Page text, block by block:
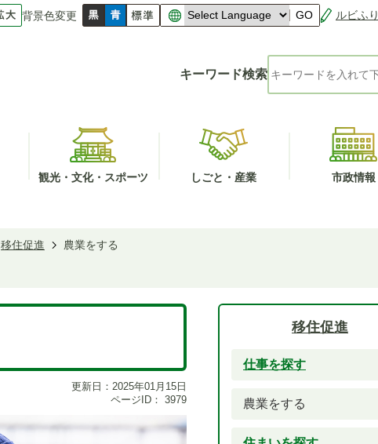
背景色変更 GO ルビふり
キーワード検索
観光・文化・スポーツ しごと・産業 市政情報
移住促進 農業をする
更新日：2025年01月15日
ページID： 3979
移住促進
仕事を探す
農業をする